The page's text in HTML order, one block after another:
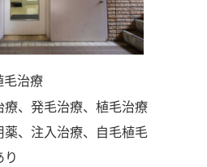
毛治療
療、発毛治療、植毛治療
薬、注入治療、自毛植毛